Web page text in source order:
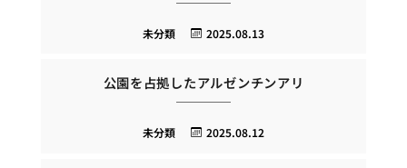
2025.08.13
未分類
公園を占拠したアルゼンチンアリ
2025.08.12
未分類